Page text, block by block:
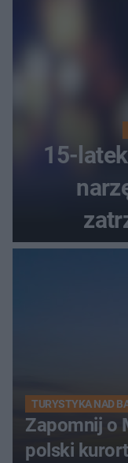
15-
TURYSTYKA NAD
Zapomnij o
polski